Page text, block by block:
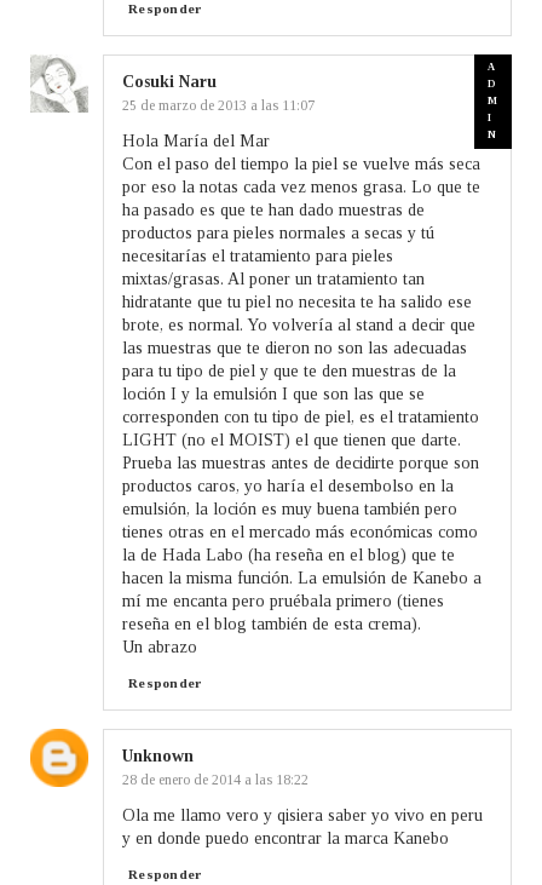
Responder
Cosuki Naru
25 de marzo de 2013 a las 11:07
Hola María del Mar
Con el paso del tiempo la piel se vuelve más seca
por eso la notas cada vez menos grasa. Lo que te
ha pasado es que te han dado muestras de
productos para pieles normales a secas y tú
necesitarías el tratamiento para pieles
mixtas/grasas. Al poner un tratamiento tan
hidratante que tu piel no necesita te ha salido ese
brote, es normal. Yo volvería al stand a decir que
las muestras que te dieron no son las adecuadas
para tu tipo de piel y que te den muestras de la
loción I y la emulsión I que son las que se
corresponden con tu tipo de piel, es el tratamiento
LIGHT (no el MOIST) el que tienen que darte.
Prueba las muestras antes de decidirte porque son
productos caros, yo haría el desembolso en la
emulsión, la loción es muy buena también pero
tienes otras en el mercado más económicas como
la de Hada Labo (ha reseña en el blog) que te
hacen la misma función. La emulsión de Kanebo a
mí me encanta pero pruébala primero (tienes
reseña en el blog también de esta crema).
Un abrazo
Responder
Unknown
28 de enero de 2014 a las 18:22
Ola me llamo vero y qisiera saber yo vivo en peru
y en donde puedo encontrar la marca Kanebo
Responder